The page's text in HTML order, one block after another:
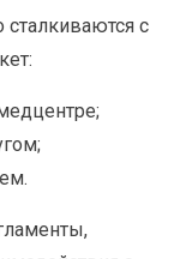
сталкиваются с